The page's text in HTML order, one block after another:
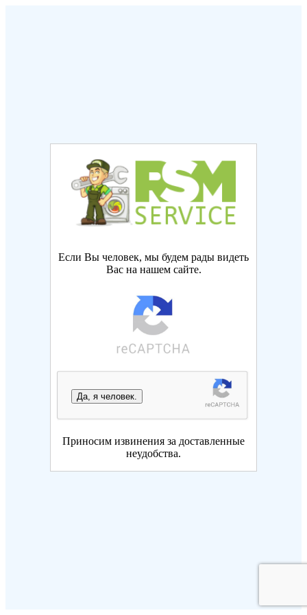
Если Вы человек, мы будем рады видеть
Вас на нашем сайте.
Да, я человек.
Приносим извинения за доставленные
неудобства.